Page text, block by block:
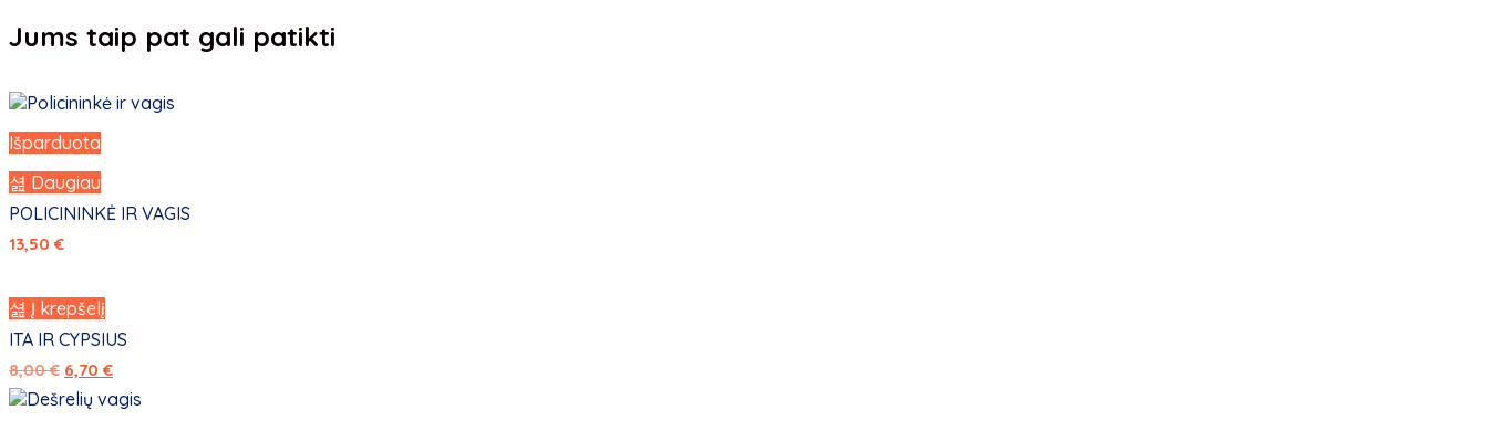
Jums taip pat gali patikti
Išparduota
Daugiau
POLICININKĖ IR VAGIS
13,50 €
Į krepšelį
ITA IR CYPSIUS
8,00€ 6,70 €